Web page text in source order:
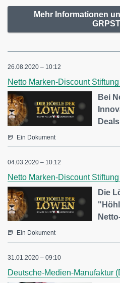
Mehr Informationen
26.08.2020 – 10:12
Netto Marken-Discount
Bei
Deals
Ein Dokument
04.03.2020 – 10:12
Netto Marken-Discount
Die
Ein Dokument
31.01.2020 – 09:10
Deutsche-Medien-Manufaktur